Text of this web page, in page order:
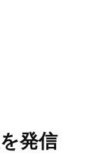
発信